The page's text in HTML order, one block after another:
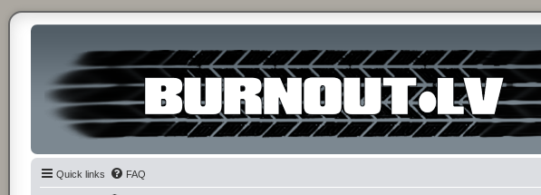
Quick links FAQ